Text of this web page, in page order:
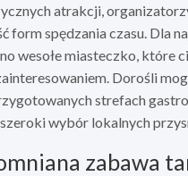
atrakcji,
form spędzania czasu. Dla
wesołe miasteczko, które
Dorośli
strefach
wybór lokalnych
zabawa